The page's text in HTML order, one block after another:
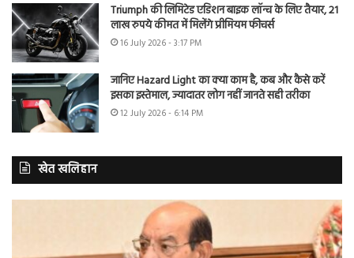
Triumph की लिमिटेड एडिशन बाइक लॉन्च के लिए तैयार, 21
लाख रुपये कीमत में मिलेंगे प्रीमियम फीचर्स
16 July 2026 - 3:17 PM
जानिए Hazard Light का क्या काम है, कब और कैसे करें
इसका इस्तेमाल, ज्यादातर लोग नहीं जानते सही तरीका
12 July 2026 - 6:14 PM
खेत खलिहान